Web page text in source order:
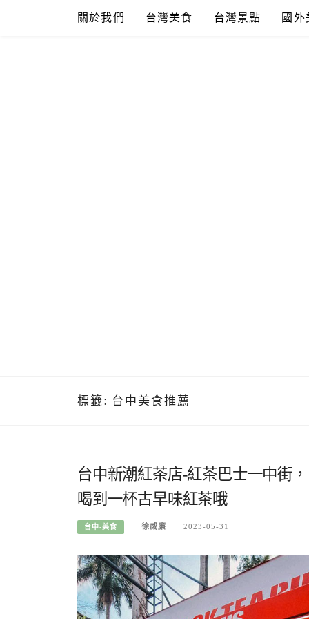
關於我們 台灣美食 台灣景點 國外
標籤: 台中美食推薦
台中新潮紅茶店-紅茶巴士一中街
喝到一杯古早味紅茶哦
台中-美食 徐威廉 2023-05-31